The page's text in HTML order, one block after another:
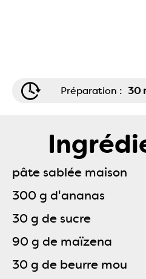
Préparation : 30
pâte sablée maison
300 g d'ananas
30 g de sucre
90 g de maïzena
30 g de beurre mou